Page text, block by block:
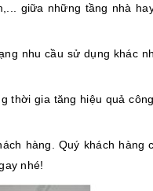
giữa những tầng nhà
nhu cầu sử dụng khác
thời gia tăng hiệu quả
hàng. Quý khách hàng
nhé!